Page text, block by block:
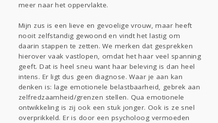
meer naar het oppervlakte.
Mijn zus is een lieve en gevoelige vrouw, maar heeft
nooit zelfstandig gewoond en vindt het lastig om
daarin stappen te zetten. We merken dat gesprekken
hierover vaak vastlopen, omdat het haar veel spanning
geeft. Dat is heel sneu want haar beleving is dan heel
intens. Er ligt dus geen diagnose. Waar je aan kan
denken is: lage emotionele belastbaarheid, gebrek aan
zelfredzaamheid/grenzen stellen. Qua emotionele
ontwikkeling is zij ook een stuk jonger. Ook is ze snel
overprikkeld. Er is door een psycholoog vermoeden